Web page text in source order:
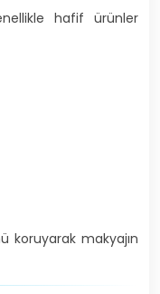
hafif ürünler
koruyarak makyajın